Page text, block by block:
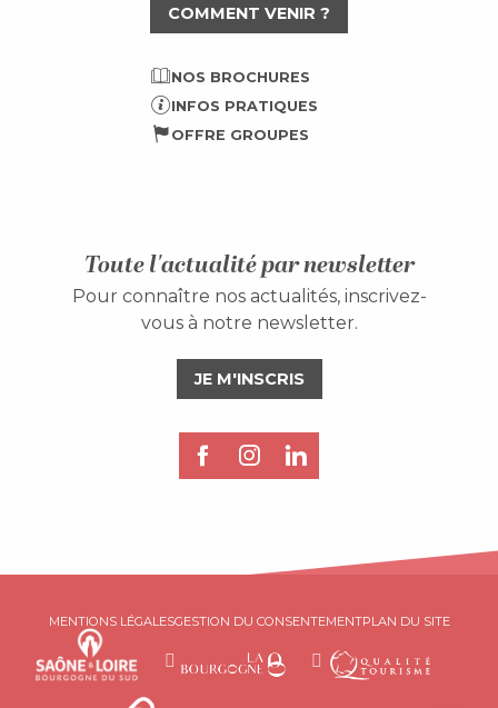
COMMENT VENIR ?
NOS BROCHURES
INFOS PRATIQUES
OFFRE GROUPES
Toute l'actualité par newsletter
Pour connaître nos actualités, inscrivez-
vous à notre newsletter.
JE M'INSCRIS
MENTIONS LÉGALESGESTION DU CONSENTEMENTPLAN DU SITE